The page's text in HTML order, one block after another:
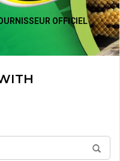
OFFICIEL